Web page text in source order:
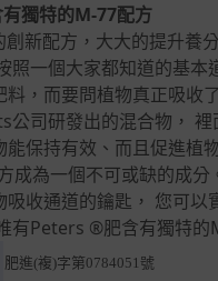
獨特的M-77配方
新配方，大大的提升養
照一個大家都知道的基本
，而要問植物真正吸收
公司研發出的混合物， 裡
能保持有效、而且促進植
成為一個不可或缺的成分
吸收通道的鑰匙， 您可以
有Peters ®肥含有獨特的
肥進(複)字第0784051號